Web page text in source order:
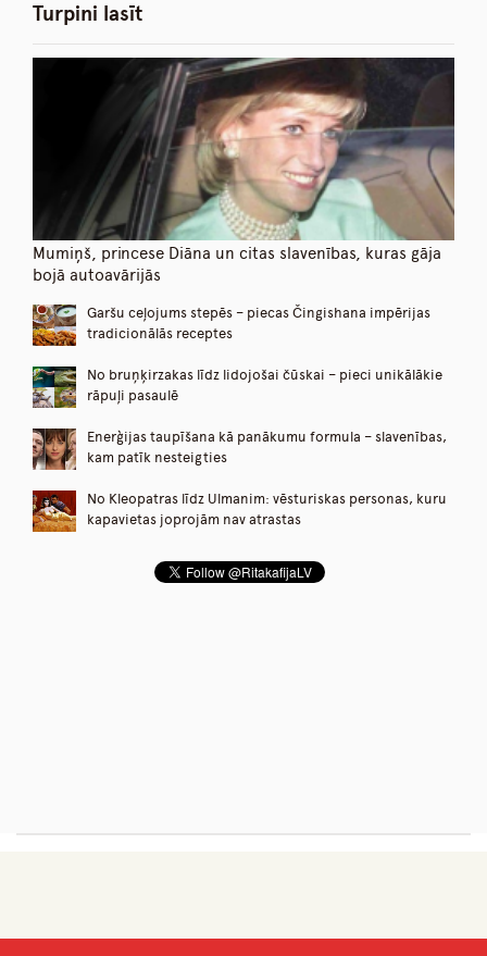
Turpini lasīt
Mumiņš, princese Diāna un citas slavenības, kuras gāja
bojā autoavārijās
Garšu ceļojums stepēs – piecas Čingishana impērijas
tradicionālās receptes
No bruņķirzakas līdz lidojošai čūskai – pieci unikālākie
rāpuļi pasaulē
Enerģijas taupīšana kā panākumu formula – slavenības,
kam patīk nesteigties
No Kleopatras līdz Ulmanim: vēsturiskas personas, kuru
kapavietas joprojām nav atrastas